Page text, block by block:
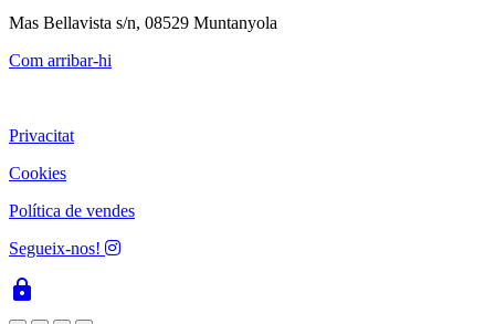
Mas Bellavista s/n, 08529 Muntanyola
Com arribar-hi
Privacitat
Cookies
Política de vendes
Segueix-nos!
lock